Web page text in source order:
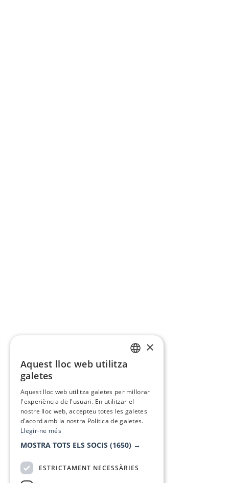
×
Aquest lloc web utilitza
galetes
Aquest lloc web utilitza galetes per millorar
l'experiència de l'usuari. En utilitzar el
nostre lloc web, accepteu totes les galetes
d’acord amb la nostra Política de galetes.
Llegir-ne més
MOSTRA TOTS ELS SOCIS (1650) →
ESTRICTAMENT NECESSÀRIES